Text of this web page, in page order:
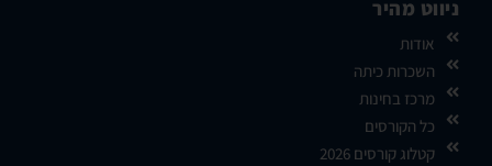
ניווט מהיר
אודות
השכרות כיתה
מרכז בחינות
כל הקורסים
קטלוג קורסים 2026